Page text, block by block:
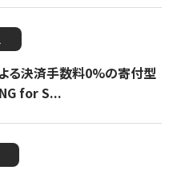
る決済手数料0%の寄付型
for S...